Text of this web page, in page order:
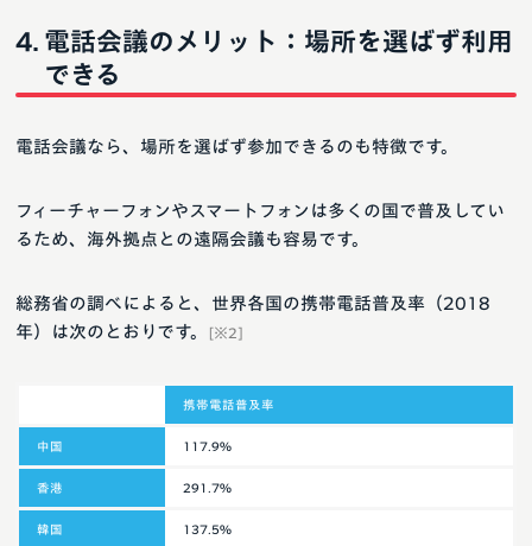
電話会議のメリット：場所を選ばず利用
できる
電話会議なら、場所を選ばず参加できるのも特徴です。
フィーチャーフォンやスマートフォンは多くの国で普及してい
るため、海外拠点との遠隔会議も容易です。
総務省の調べによると、世界各国の携帯電話普及率（2018
年）は次のとおりです。
[※2]
携帯電話普及率
中国 117.9%
香港 291.7%
韓国 137.5%